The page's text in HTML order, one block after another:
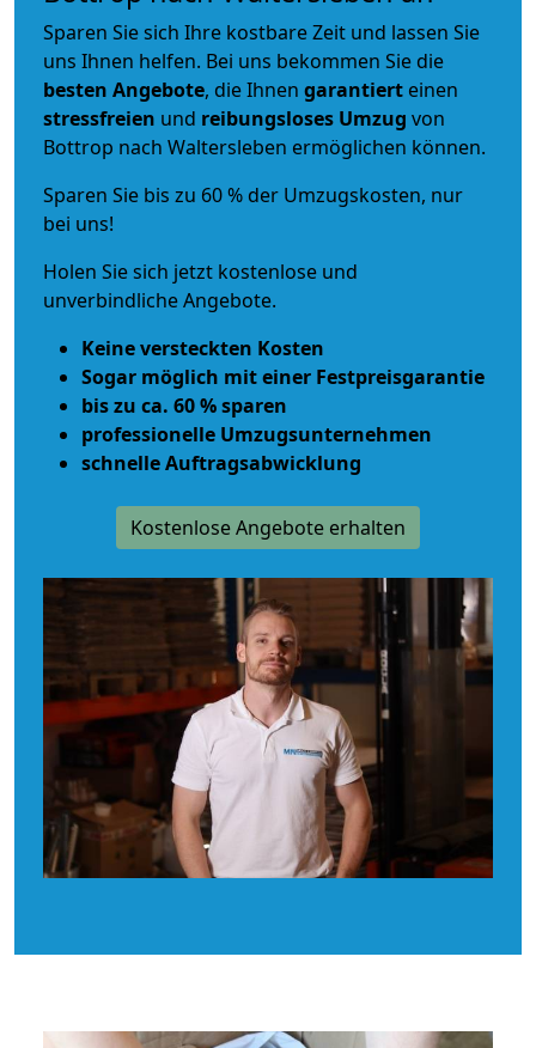
Sparen Sie sich Ihre kostbare Zeit und lassen Sie
uns Ihnen helfen. Bei uns bekommen Sie die
besten Angebote, die Ihnen garantiert einen
stressfreien und reibungsloses Umzug von
Bottrop nach Waltersleben ermöglichen können.
Sparen Sie bis zu 60 % der Umzugskosten, nur
bei uns!
Holen Sie sich jetzt kostenlose und
unverbindliche Angebote.
Keine versteckten Kosten
Sogar möglich mit einer Festpreisgarantie
bis zu ca. 60 % sparen
professionelle Umzugsunternehmen
schnelle Auftragsabwicklung
Kostenlose Angebote erhalten